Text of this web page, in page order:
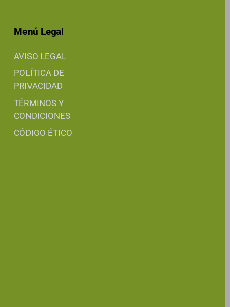
Menú Legal
AVISO LEGAL
POLÍTICA DE
PRIVACIDAD
TÉRMINOS Y
CONDICIONES
CÓDIGO ÉTICO